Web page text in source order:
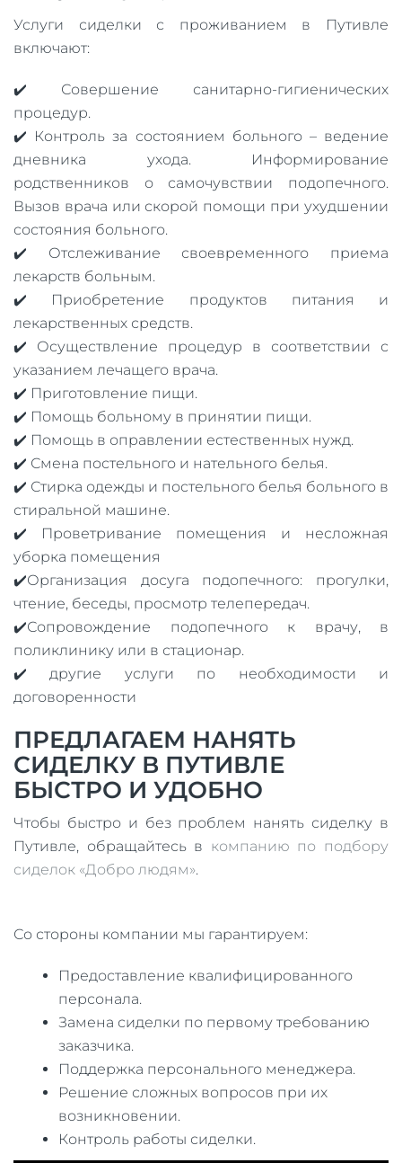
Услуги сиделки с проживанием в Путивле
включают:
✔️ Совершение санитарно-гигиенических
процедур.
✔️ Контроль за состоянием больного – ведение
дневника ухода. Информирование
родственников о самочувствии подопечного.
Вызов врача или скорой помощи при ухудшении
состояния больного.
✔️ Отслеживание своевременного приема
лекарств больным.
✔️ Приобретение продуктов питания и
лекарственных средств.
✔️ Осуществление процедур в соответствии с
указанием лечащего врача.
✔️ Приготовление пищи.
✔️ Помощь больному в принятии пищи.
✔️ Помощь в оправлении естественных нужд.
✔️ Смена постельного и нательного белья.
✔️ Стирка одежды и постельного белья больного в
стиральной машине.
✔️ Проветривание помещения и несложная
уборка помещения
✔️Организация досуга подопечного: прогулки,
чтение, беседы, просмотр телепередач.
✔️Сопровождение подопечного к врачу, в
поликлинику или в стационар.
✔️ другие услуги по необходимости и
договоренности
ПРЕДЛАГАЕМ НАНЯТЬ
СИДЕЛКУ В ПУТИВЛЕ
БЫСТРО И УДОБНО
Чтобы быстро и без проблем нанять сиделку в
Путивле, обращайтесь в компанию по подбору
сиделок «Добро людям».
Со стороны компании мы гарантируем:
Предоставление квалифицированного
персонала.
Замена сиделки по первому требованию
заказчика.
Поддержка персонального менеджера.
Решение сложных вопросов при их
возникновении.
Контроль работы сиделки.